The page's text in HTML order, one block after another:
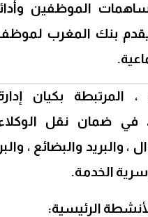
الموظفين
يقدم بنك المغرب
بكيان
في ضمان نقل
، والبريد والبضائع ،
الخدمة.
الرئيسية: